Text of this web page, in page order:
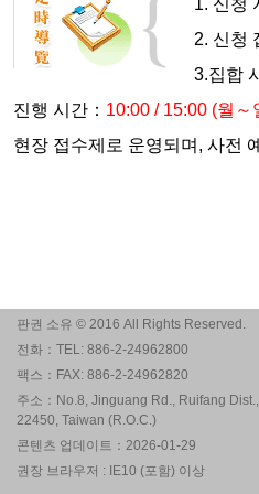
1. 신청
2. 신청
3.집합
진행 시간： 10:00 / 15:00 (월～
현장 접수제로 운영되며, 사전
판권 소유 © 2016 All Rights Reserved.
전화：TEL: 886-2-24962800
팩스：FAX: 886-2-24962820
주소：No.8, Jinguang Rd., Ruifang
22450, Taiwan (R.O.C.)
콘텐츠 업데이트：2026-01-29
권장 브라우저 : IE10 (포함) 이상